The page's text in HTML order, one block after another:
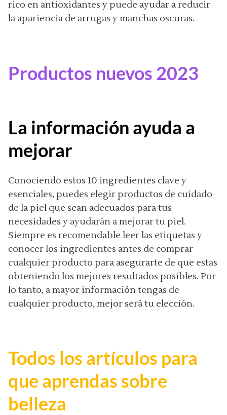
rico en antioxidantes y puede ayudar a reducir
la apariencia de arrugas y manchas oscuras.
Productos nuevos 2023
La información ayuda a
mejorar
Conociendo estos 10 ingredientes clave y
esenciales, puedes elegir productos de cuidado
de la piel que sean adecuados para tus
necesidades y ayudarán a mejorar tu piel.
Siempre es recomendable leer las etiquetas y
conocer los ingredientes antes de comprar
cualquier producto para asegurarte de que estas
obteniendo los mejores resultados posibles. Por
lo tanto, a mayor información tengas de
cualquier producto, mejor será tu elección.
Todos los artículos para
que aprendas sobre
belleza